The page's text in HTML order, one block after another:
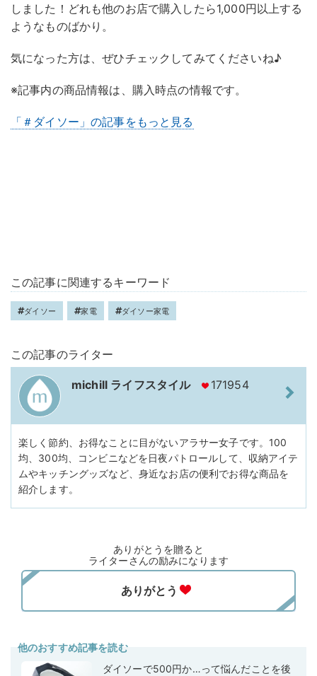
しました！どれも他のお店で購入したら1,000円以上する
ようなものばかり。
気になった方は、ぜひチェックしてみてくださいね♪
※記事内の商品情報は、購入時点の情報です。
「＃ダイソー」の記事をもっと見る
この記事に関連するキーワード
ダイソー 家電 ダイソー家電
この記事のライター
michill ライフスタイル 171954
楽しく節約、お得なことに目がないアラサー女子です。100
均、300均、コンビニなどを日夜パトロールして、収納アイテ
ムやキッチングッズなど、身近なお店の便利でお得な商品を
紹介します。
ありがとうを贈ると
ライターさんの励みになります
他のおすすめ記事を読む
ダイソーで500円か…って悩んだことを後